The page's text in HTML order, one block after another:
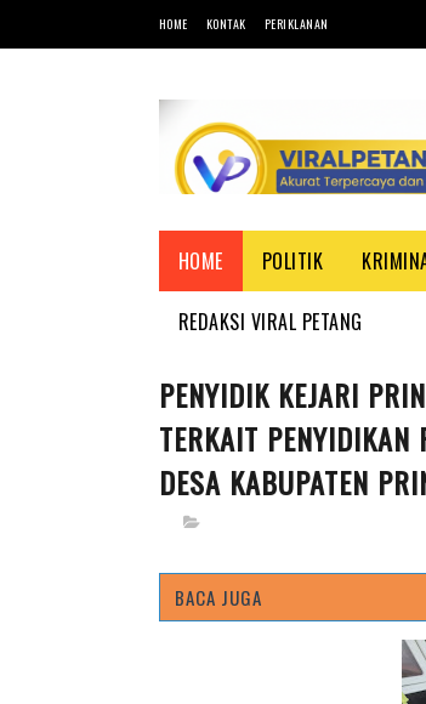
HOME KONTAK PERIKLANAN
HOME POLITIK
REDAKSI VIRAL PETANG
PENYIDIK KEJARI
TERKAIT PENYIDIKAN
DESA KABUPATEN
BACA JUGA